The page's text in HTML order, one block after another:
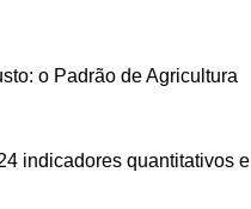
o Padrão de Agricultura
indicadores quantitativos e